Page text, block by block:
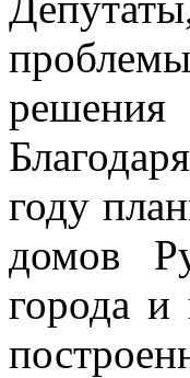
году
домов
города и